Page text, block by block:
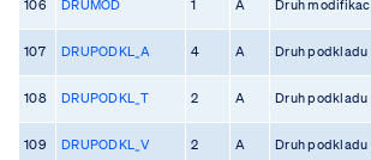
106 DRUMOD 1 A Druh
107 DRUPODKL_A 4 A Druh podkladu
108 DRUPODKL_T 2 A Druh podkladu
109 DRUPODKL_V 2 A Druh podkladu